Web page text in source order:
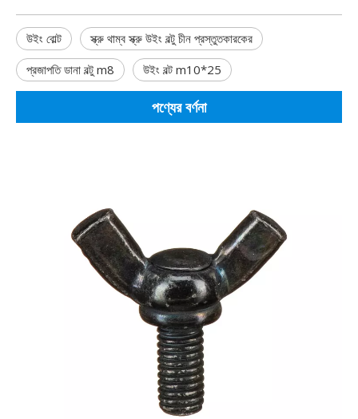
উইং বোল্ট
স্ক্রু থাম্ব স্ক্রু উইং বল্টু চীন প্রস্তুতকারকের
প্রজাপতি ডানা বল্টু m8
উইং বল্ট m10*25
পণ্যের বর্ণনা